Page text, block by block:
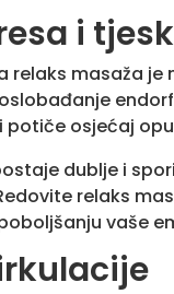
i
masaža je
potiče osjećaj
dublje i
relaks
vaše